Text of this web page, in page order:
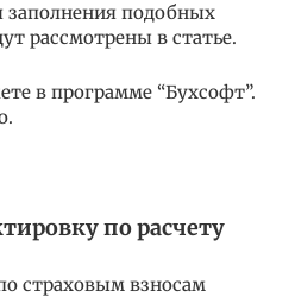
заполнения подобных
рассмотрены в статье.
в программе “Бухсофт”.
по расчету
страховым взносам